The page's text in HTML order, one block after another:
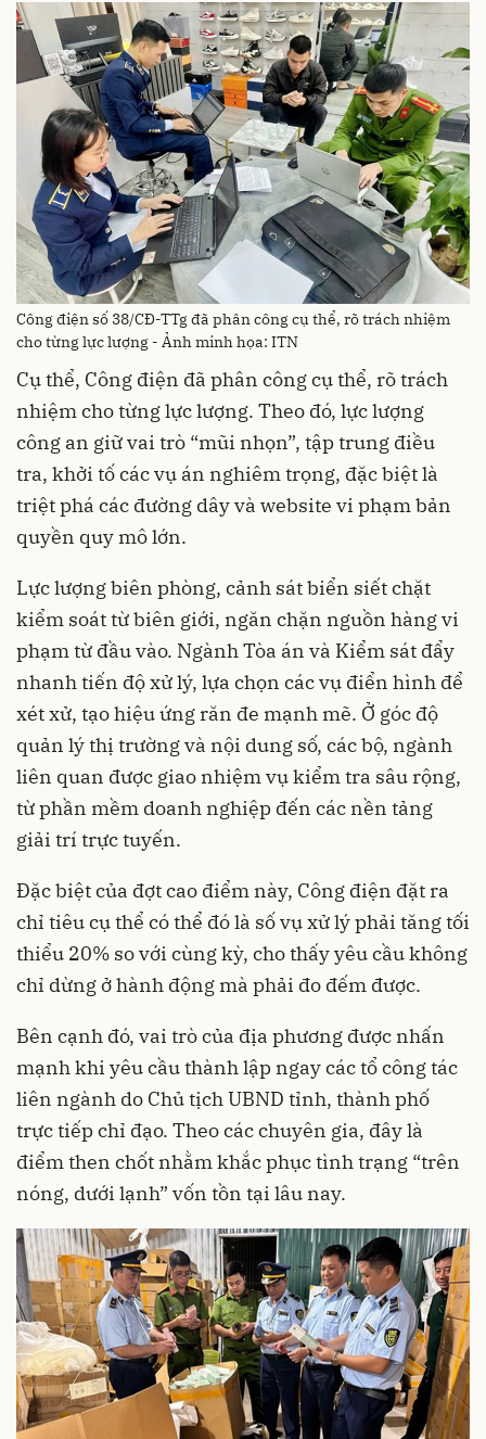
Công điện số 38/CĐ-TTg đã phân công cụ thể, rõ trách nhiệm
cho từng lực lượng - Ảnh minh họa: ITN
Cụ thể, Công điện đã phân công cụ thể, rõ trách
nhiệm cho từng lực lượng. Theo đó, lực lượng
công an giữ vai trò “mũi nhọn”, tập trung điều
tra, khởi tố các vụ án nghiêm trọng, đặc biệt là
triệt phá các đường dây và website vi phạm bản
quyền quy mô lớn.
Lực lượng biên phòng, cảnh sát biển siết chặt
kiểm soát từ biên giới, ngăn chặn nguồn hàng vi
phạm từ đầu vào. Ngành Tòa án và Kiểm sát đẩy
nhanh tiến độ xử lý, lựa chọn các vụ điển hình để
xét xử, tạo hiệu ứng răn đe mạnh mẽ. Ở góc độ
quản lý thị trường và nội dung số, các bộ, ngành
liên quan được giao nhiệm vụ kiểm tra sâu rộng,
từ phần mềm doanh nghiệp đến các nền tảng
giải trí trực tuyến.
Đặc biệt của đợt cao điểm này, Công điện đặt ra
chỉ tiêu cụ thể có thể đó là số vụ xử lý phải tăng tối
thiểu 20% so với cùng kỳ, cho thấy yêu cầu không
chỉ dừng ở hành động mà phải đo đếm được.
Bên cạnh đó, vai trò của địa phương được nhấn
mạnh khi yêu cầu thành lập ngay các tổ công tác
liên ngành do Chủ tịch UBND tỉnh, thành phố
trực tiếp chỉ đạo. Theo các chuyên gia, đây là
điểm then chốt nhằm khắc phục tình trạng “trên
nóng, dưới lạnh” vốn tồn tại lâu nay.